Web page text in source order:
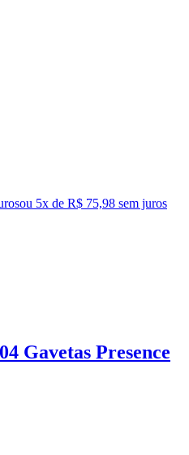
ou 5x de R$ 75,98 sem juros
Gavetas Presence